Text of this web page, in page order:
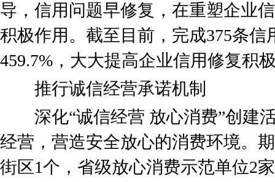
导，信用问题早修复，在重塑企业
积极作用。截至目前，完成375条
459.7%，大大提高企业信用修复积
推行诚信经营承诺机制
深化“诚信经营 放心消费”创建
经营，营造安全放心的消费环境。
街区1个，省级放心消费示范单位2